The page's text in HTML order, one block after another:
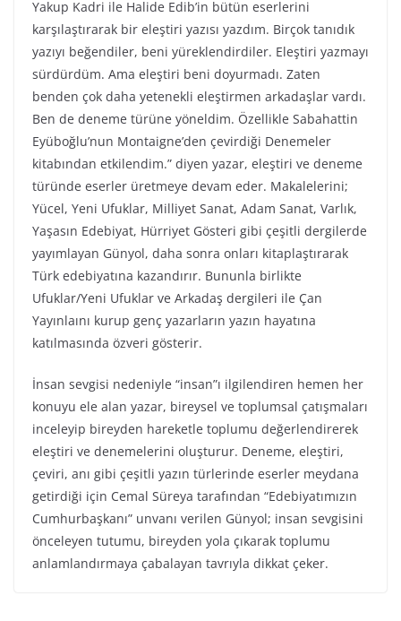
Yakup Kadri ile Halide Edib’in bütün eserlerini
karşılaştırarak bir eleştiri yazısı yazdım. Birçok tanıdık
yazıyı beğendiler, beni yüreklendirdiler. Eleştiri yazmayı
sürdürdüm. Ama eleştiri beni doyurmadı. Zaten
benden çok daha yetenekli eleştirmen arkadaşlar vardı.
Ben de deneme türüne yöneldim. Özellikle Sabahattin
Eyüboğlu’nun Montaigne’den çevirdiği Denemeler
kitabından etkilendim.” diyen yazar, eleştiri ve deneme
türünde eserler üretmeye devam eder. Makalelerini;
Yücel, Yeni Ufuklar, Milliyet Sanat, Adam Sanat, Varlık,
Yaşasın Edebiyat, Hürriyet Gösteri gibi çeşitli dergilerde
yayımlayan Günyol, daha sonra onları kitaplaştırarak
Türk edebiyatına kazandırır. Bununla birlikte
Ufuklar/Yeni Ufuklar ve Arkadaş dergileri ile Çan
Yayınlaını kurup genç yazarların yazın hayatına
katılmasında özveri gösterir.
İnsan sevgisi nedeniyle “insan”ı ilgilendiren hemen her
konuyu ele alan yazar, bireysel ve toplumsal çatışmaları
inceleyip bireyden hareketle toplumu değerlendirerek
eleştiri ve denemelerini oluşturur. Deneme, eleştiri,
çeviri, anı gibi çeşitli yazın türlerinde eserler meydana
getirdiği için Cemal Süreya tarafından “Edebiyatımızın
Cumhurbaşkanı” unvanı verilen Günyol; insan sevgisini
önceleyen tutumu, bireyden yola çıkarak toplumu
anlamlandırmaya çabalayan tavrıyla dikkat çeker.